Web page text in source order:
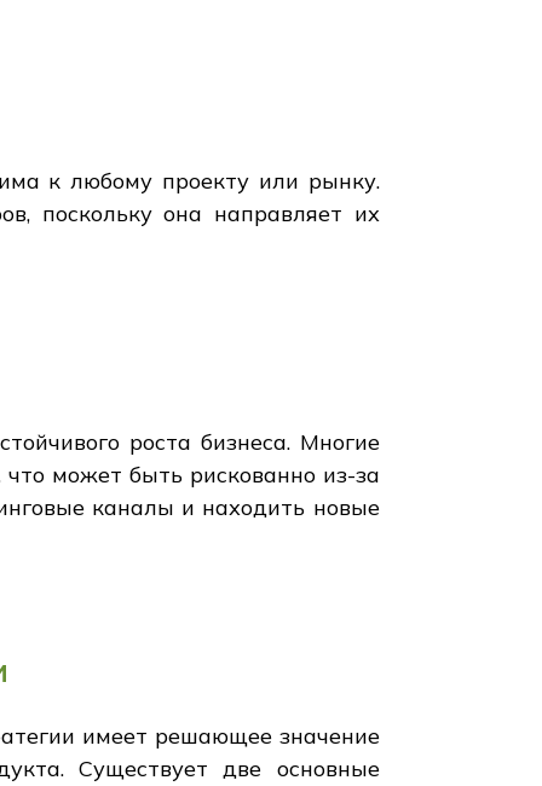
к любому проекту или рынку.
поскольку она направляет их
роста бизнеса. Многие
может быть рискованно из-за
каналы и находить новые
имеет решающее значение
Существует две основные